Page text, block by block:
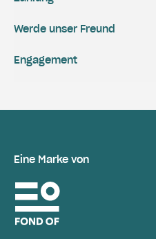
Engagement
Werde unser Freund
Eine Marke von